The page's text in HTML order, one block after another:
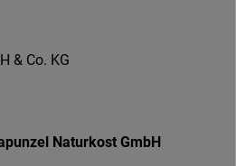
& Co. KG
Naturkost GmbH